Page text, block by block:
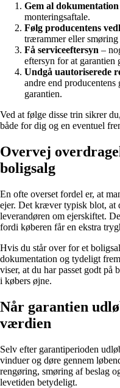
Gem al dokumentation
monteringsaftale.
Følg producentens
trærammer eller
Få serviceeftersyn –
eftersyn for at garantien
Undgå uautoriserede
andre end
garantien.
Ved at følge disse trin sikrer
både for dig og en eventuel
Overvej
boligsalg
En ofte overset fordel er, at
ejer. Det kræver typisk blot, at
leverandøren om ejerskiftet.
fordi køberen får en ekstra
Hvis du står over for et
dokumentation og tydeligt
viser, at du har passet godt på
i købers øjne.
Når garantien
værdien
Selv efter garantiperioden
vinduer og døre gennem
rengøring, smøring af beslag
levetiden betydeligt.